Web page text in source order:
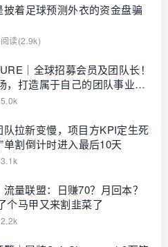
披着足球预测外衣的资金盘骗
阅读(2.9k)
｜全球招募会员及团队长！
，打造属于自己的团队事业，
想打造团队？加入
5.0k
队拉新变慢，项目方KPI定生死
”单割倒计时进入最后10天
3.1k
流量联盟：日赚70？月回本？
个马甲又来割韭菜了
2.2k